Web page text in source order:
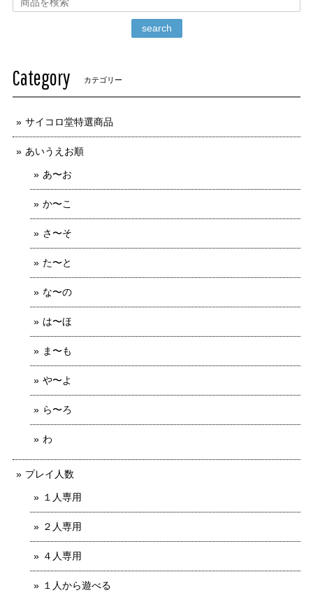
search
Category カテゴリー
サイコロ堂特選商品
あいうえお順
あ〜お
か〜こ
さ〜そ
た〜と
な〜の
は〜ほ
ま〜も
や〜よ
ら〜ろ
わ
プレイ人数
１人専用
２人専用
４人専用
１人から遊べる